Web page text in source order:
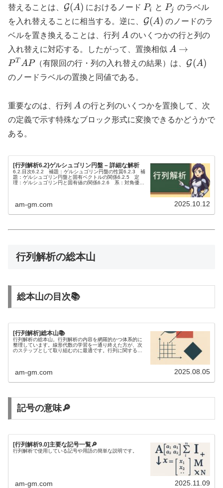
替えることは、 \mathcal{G}
(A)
G(A) におけるノード P_i
Pi と P_j
Pj
のラベル
を入れ替えることに相当する。逆に、 \mathcal{G}
(A)
G(A) のノードのラ
ベルを置き換えることは、行列
A
A のいくつかの行と列の
入れ替えに対応する。したがって、置換相似 A
\to
P^T
A →
P T AP（有限回の行・列の入れ替えの結果）は、G(A)
のノードラベルの置換と同値である。
重要なのは、行列 A
A の行と列のいくつかを置換して、次
の定義で示す特殊なブロック形式に変換できるかどうかで
ある。
[行列解析6.2]ゲルシュゴリン円盤 – 詳細な解析
6.2.目次6.2.2 補題：ゲルシュゴリン円盤の性質6.2.3 補
題：ゲルシュゴリン円盤と固有ベクトルの関係6.2.5 定
理：ゲルシュゴリン円と固有値の関係6.2.6 系：対角優位
am-gm.com 2025.10.12
行列解析の総本山
総本山の目次📚
[行列解析]総本山📚
行列解析の総本山。行列解析の内容を網羅的かつ体系的に
整理しています。線形代数の学習を一通り終えた方が、次
のステップとして取り組むのに最適です。行列に関する不
am-gm.com 2025.08.05
記号の意味🔎
[行列解析9.0]主要な記号一覧🔎
行列解析で使用している記号や用語の簡単な説明です。
am-gm.com 2025.11.09